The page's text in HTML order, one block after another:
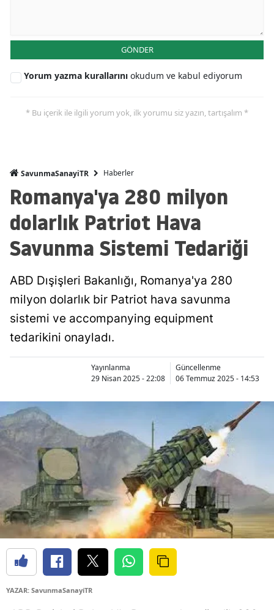
GÖNDER
Yorum yazma kurallarını okudum ve kabul ediyorum
* Bu içerik ile ilgili yorum yok, ilk yorumu siz yazın, tartışalım *
SavunmaSanayiTR Haberler
Romanya'ya 280 milyon
dolarlık Patriot Hava
Savunma Sistemi Tedariği
ABD Dışişleri Bakanlığı, Romanya'ya 280
milyon dolarlık bir Patriot hava savunma
sistemi ve accompanying equipment
tedarikini onayladı.
Yayınlanma
29 Nisan 2025 - 22:08
Güncellenme
06 Temmuz 2025 - 14:53
YAZAR: SavunmaSanayiTR